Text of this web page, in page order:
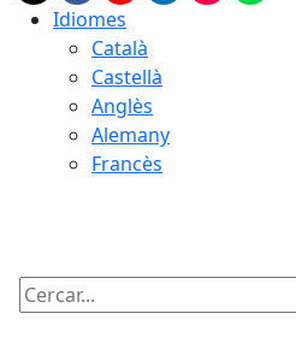
Idiomes
Català
Castellà
Anglès
Alemany
Francès
Cercar: